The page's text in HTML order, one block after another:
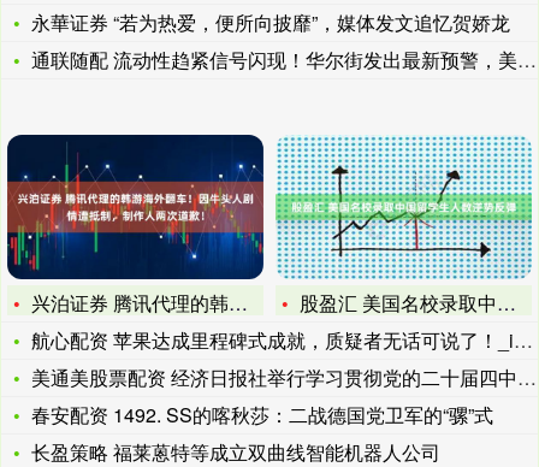
永華证券 “若为热爱，便所向披靡”，媒体发文追忆贺娇龙
通联随配 流动性趋紧信号闪现！华尔街发出最新预警，美联储会出
兴泊证券 腾讯代理的韩游海外翻车！因牛头人剧情遭抵制，制作人
股盈汇 美国名校录取中国留学生人数逆势反弹
航心配资 苹果达成里程碑式成就，质疑者无话可说了！_iPho
美通美股票配资 经济日报社举行学习贯彻党的二十届四中全会精神
春安配资 1492. SS的喀秋莎：二战德国党卫军的“骡”式
长盈策略 福莱蒽特等成立双曲线智能机器人公司